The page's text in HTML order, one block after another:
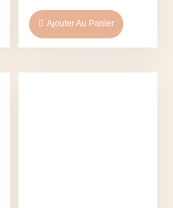
Ajouter Au Panier